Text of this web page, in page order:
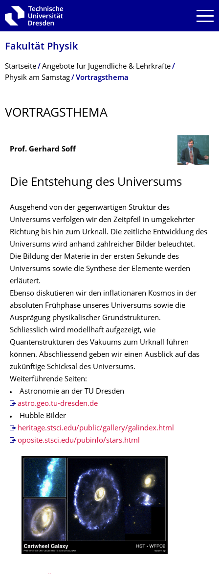
Zur Hauptnavigation springen
Zur Suche springen
Zum Inhalt springen
Fakultät Physik
Breadcrumb-Menü
Startseite
Angebote für Jugendliche & Lehrkräfte
Physik am Samstag
Vortragsthema
VORTRAGSTHEMA
Prof. Gerhard Soff
Die Entstehung des Universums
Ausgehend von der gegenwärtigen Struktur des
Universums verfolgen wir den Zeitpfeil in umgekehrter
Richtung bis hin zum Urknall. Die zeitliche Entwicklung des
Universums wird anhand zahlreicher Bilder beleuchtet.
Die Bildung der Materie in der ersten Sekunde des
Universums sowie die Synthese der Elemente werden
erläutert.
Ebenso diskutieren wir den inflationären Kosmos in der
absoluten Frühphase unseres Universums sowie die
Ausprägung physikalischer Grundstrukturen.
Schliesslich wird modellhaft aufgezeigt, wie
Quantenstrukturen des Vakuums zum Urknall führen
können. Abschliessend geben wir einen Ausblick auf das
zukünftige Schicksal des Universums.
Weiterführende Seiten:
Astronomie an der TU Dresden
astro.geo.tu-dresden.de
Hubble Bilder
heritage.stsci.edu/public/gallery/galindex.html
oposite.stsci.edu/pubinfo/stars.html